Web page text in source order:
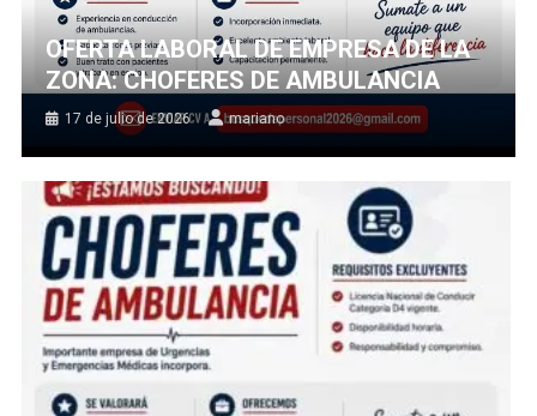
OFERTA LABORAL DE EMPRESA DE LA
ZONA: CHOFERES DE AMBULANCIA
17 de julio de 2026 mariano